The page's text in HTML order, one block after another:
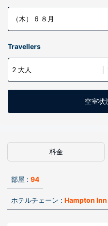
（木） 6 ８月
Travellers
2 大人
空室状
料金
部屋 : 94
ホテルチェーン : Hampton Inn